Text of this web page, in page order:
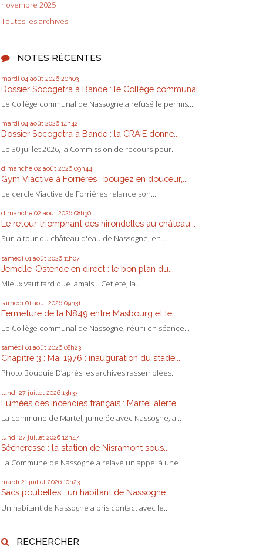
novembre 2025
Toutes les archives
NOTES RÉCENTES
mardi 04 août 2026 20h03
Dossier Socogetra à Bande : le Collège communal...
Le Collège communal de Nassogne a refusé le permis...
mardi 04 août 2026 14h42
Dossier Socogetra à Bande : la CRAIE donne...
Le 30 juillet 2026, la Commission de recours pour...
dimanche 02 août 2026 09h44
Gym Viactive à Forrières : bougez en douceur,...
Le cercle Viactive de Forrières relance son...
dimanche 02 août 2026 08h30
Le retour triomphant des hirondelles au château...
Sur la tour du château d'eau de Nassogne, en...
samedi 01 août 2026 11h07
Jemelle-Ostende en direct : le bon plan du...
Mieux vaut tard que jamais... Cet été, la...
samedi 01 août 2026 09h31
Fermeture de la N849 entre Masbourg et le...
Le Collège communal de Nassogne, réuni en séance...
samedi 01 août 2026 08h23
Chapitre 3 : Mai 1976 : inauguration du stade...
Photo Bouquié D’après les archives rassemblées...
lundi 27 juillet 2026 13h33
Fumées des incendies français : Martel alerte,...
La commune de Martel, jumelée avec Nassogne, a...
lundi 27 juillet 2026 12h47
Sécheresse : la station de Nisramont sous...
La Commune de Nassogne a relayé un appel à une...
mardi 21 juillet 2026 10h23
Sacs poubelles : un habitant de Nassogne...
Un habitant de Nassogne a pris contact avec le...
RECHERCHER